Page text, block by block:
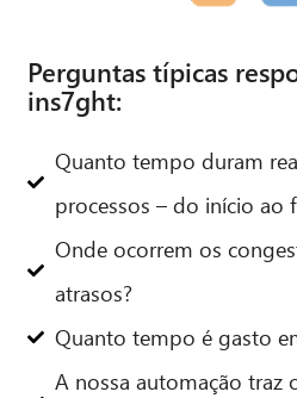
Perguntas típicas
ins7ght:
Quanto tempo duram
processos – do início ao
Onde ocorrem os
atrasos?
Quanto tempo é gasto
A nossa automação traz